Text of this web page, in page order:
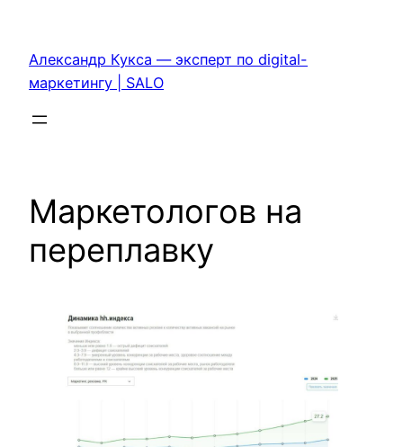
содержимому
Александр Кукса — эксперт по digital-
маркетингу | SALO
Маркетологов на
переплавку